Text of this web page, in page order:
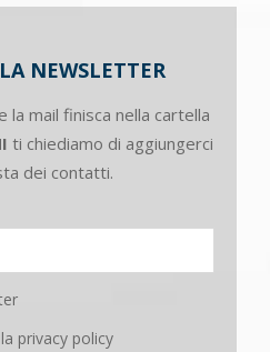
NEWSLETTER
la mail finisca nella cartella
ti chiediamo di aggiungerci
dei contatti.
privacy policy